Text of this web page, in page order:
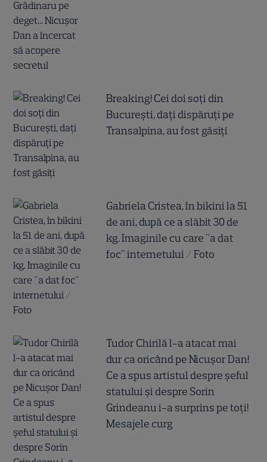
Breaking! Cei doi soți din
București, dați dispăruți pe
Transalpina, au fost găsiți
Gabriela Cristea, în bikini la 51
de ani, după ce a slăbit 30 de
kg. Imaginile cu care "a dat
foc" internetului / Foto
Tudor Chirilă l-a atacat mai
dur ca oricând pe Nicușor Dan!
Ce a spus artistul despre șeful
statului și despre Sorin
Grindeanu i-a surprins pe toți!
Mesajele curg